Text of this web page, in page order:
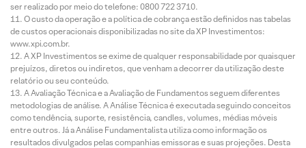
ser realizado por meio do telefone: 0800 722 3710.
O custo da operação e a política de cobrança estão definidos nas tabelas
de custos operacionais disponibilizadas no site da XP Investimentos:
www.xpi.com.br.
A XP Investimentos se exime de qualquer responsabilidade por quaisquer
prejuízos, diretos ou indiretos, que venham a decorrer da utilização deste
relatório ou seu conteúdo.
A Avaliação Técnica e a Avaliação de Fundamentos seguem diferentes
metodologias de análise. A Análise Técnica é executada seguindo conceitos
como tendência, suporte, resistência, candles, volumes, médias móveis
entre outros. Já a Análise Fundamentalista utiliza como informação os
resultados divulgados pelas companhias emissoras e suas projeções. Desta